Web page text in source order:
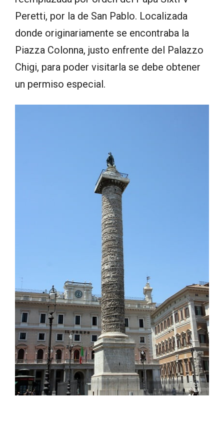
Peretti, por la de San Pablo. Localizada
donde originariamente se encontraba la
Piazza Colonna, justo enfrente del Palazzo
Chigi, para poder visitarla se debe obtener
un permiso especial.